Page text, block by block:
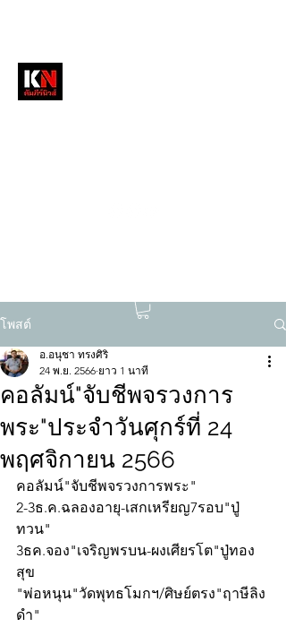
โพสต์
คอลัมน์"จับชีพจรวงการ
พระ"ประจำวันศุกร์ที่ 24
พฤศจิกายน 2566
อ.อนุชา ทรงศิริ
24 พ.ย. 2566 ยาว 1 นาที
คอลัมน์"จับชีพจรวงการพระ"
2-3ธ.ค.ฉลองอายุ-เสกเหรียญ7รอบ"ปู่
ทวน"
3ธค.จอง"เจริญพรบน-ผงเศียรโต"ปู่ทอง
สุข
"พ่อหนุน"วัดพุทธโมกฯ/ศิษย์ตรง"ฤาษีลิง
ดำ"